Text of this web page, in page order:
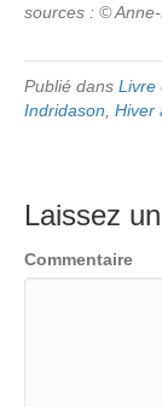
sources : ©
Publié dans Livre
Indridason Hiver
Laissez
Commentaire